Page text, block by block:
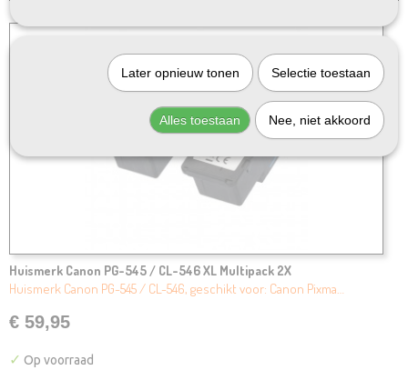
Huismerk Canon PG-545 / CL-546 XL Multipack 2X
Huismerk Canon PG-545 / CL-546, geschikt voor: Canon Pixma…
€ 59,95
✓ Op voorraad
Later opnieuw tonen Selectie toestaan
Alles toestaan Nee, niet akkoord